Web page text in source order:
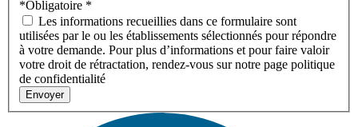
*Obligatoire *
Les informations recueillies dans ce formulaire sont
utilisées par le ou les établissements sélectionnés pour répondre
à votre demande. Pour plus d’informations et pour faire valoir
votre droit de rétractation, rendez-vous sur notre page politique
de confidentialité
Envoyer